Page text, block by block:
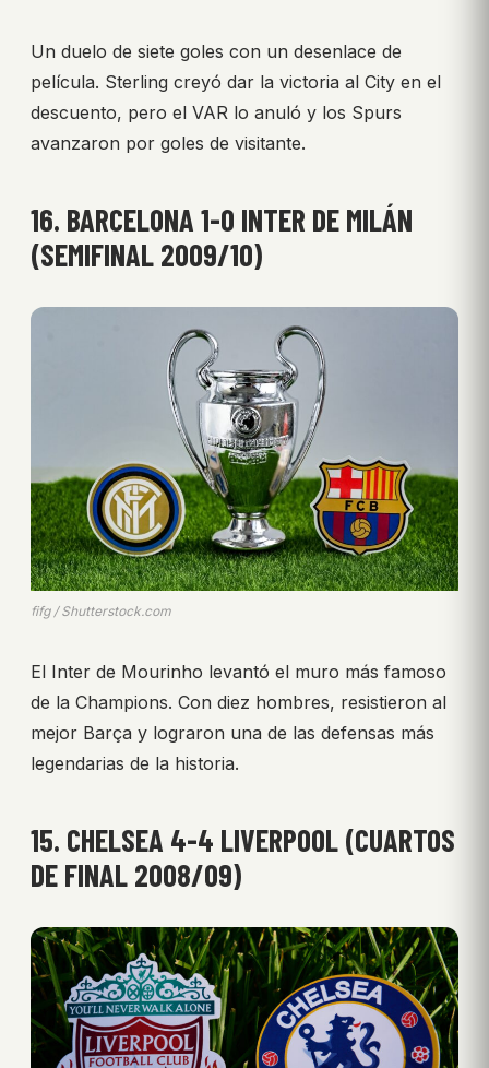
Un duelo de siete goles con un desenlace de
película. Sterling creyó dar la victoria al City en el
descuento, pero el VAR lo anuló y los Spurs
avanzaron por goles de visitante.
16. BARCELONA 1-0 INTER DE MILÁN
(SEMIFINAL 2009/10)
fifg / Shutterstock.com
El Inter de Mourinho levantó el muro más famoso
de la Champions. Con diez hombres, resistieron al
mejor Barça y lograron una de las defensas más
legendarias de la historia.
15. CHELSEA 4-4 LIVERPOOL (CUARTOS
DE FINAL 2008/09)